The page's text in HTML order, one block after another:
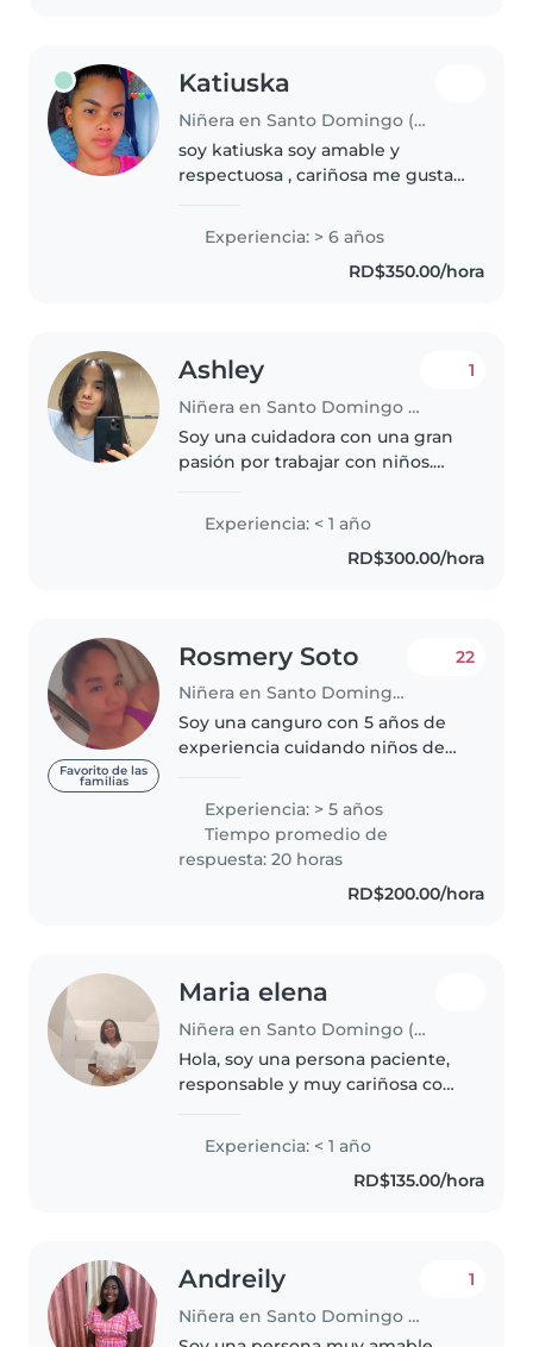
Katiuska
Niñera en Santo Domingo (Distrito de Santo Domingo)
soy katiuska soy amable y
respectuosa , cariñosa me gustan
apacionada con mi trabajo
Experiencia: > 6 años
RD$350.00/hora
Ashley
Niñera en Santo Domingo (Distrito de Santo Domingo)
1
Soy una cuidadora con una gran
pasión por trabajar con niños.
de cada familia. Soy una persona
responsable, paciente y
Experiencia: < 1 año
RD$300.00/hora
Favorito de las
familias
Rosmery Soto
Niñera en Santo Domingo (Distrito de Santo Domingo)
22
Soy una canguro con 5 años de
experiencia cuidando niños de
hasta escolares. Soy una persona
responsable, amigable y
paciente, que disfruta de
actividades..
Experiencia: > 5 años
Tiempo promedio de
respuesta: 20 horas
RD$200.00/hora
Maria elena
Niñera en Santo Domingo (Distrito de Santo Domingo)
Hola, soy una persona paciente,
responsable y muy cariñosa con
ambiente seguro y alegre para
ellos mientras sus padres no
están. tengo la experiencia..
Experiencia: < 1 año
RD$135.00/hora
Andreily
Niñera en Santo Domingo (Distrito de Santo Domingo)
1